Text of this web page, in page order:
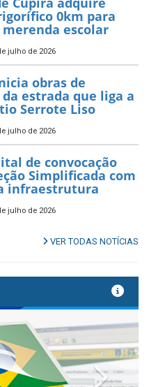
0km para
escolar
julho de 2026
obras de
estrada que liga a
Serrote Liso
julho de 2026
de convocação
Simplificada com
infraestrutura
julho de 2026
VER TODAS NOTÍCIAS
Next